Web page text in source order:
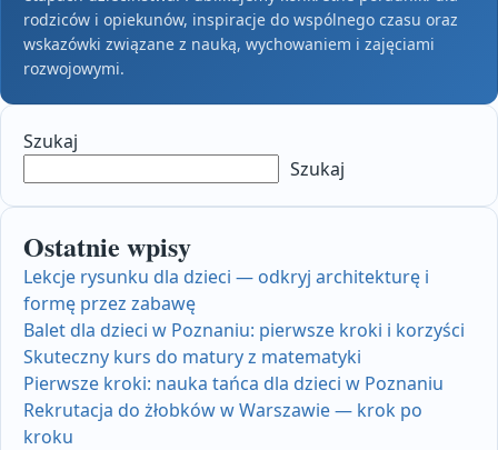
rodziców i opiekunów, inspiracje do wspólnego czasu oraz
wskazówki związane z nauką, wychowaniem i zajęciami
rozwojowymi.
Szukaj
Szukaj
Ostatnie wpisy
Lekcje rysunku dla dzieci — odkryj architekturę i
formę przez zabawę
Balet dla dzieci w Poznaniu: pierwsze kroki i korzyści
Skuteczny kurs do matury z matematyki
Pierwsze kroki: nauka tańca dla dzieci w Poznaniu
Rekrutacja do żłobków w Warszawie — krok po
kroku